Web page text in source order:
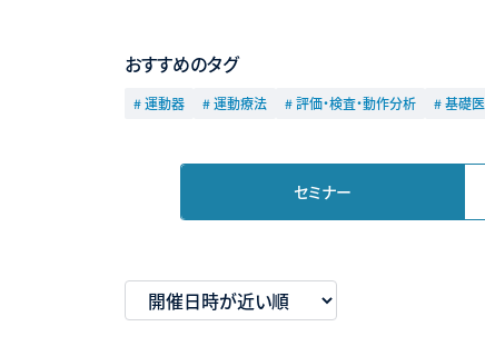
おすすめのタグ
# 運動器 # 運動療法 # 評価・検査・動作分析 # 基礎
セミナー